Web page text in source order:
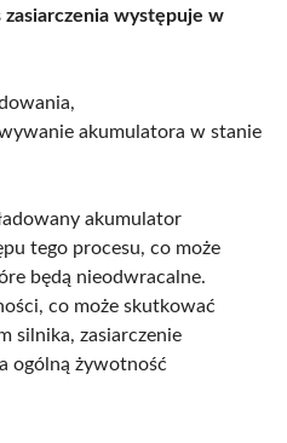
zasiarczenia występuje w
akumulatora w stanie
akumulator
tego procesu, co może
będą nieodwracalne.
co może skutkować
silnika, zasiarczenie
ogólną żywotność